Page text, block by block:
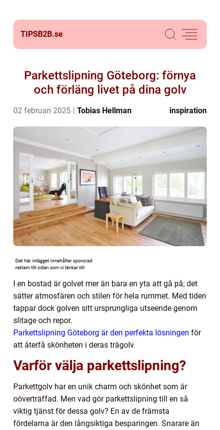
TIPSB2B.se
Parkettslipning Göteborg: förnya
och förläng livet på dina golv
02 februari 2025 Tobias Hellman inspiration
I en bostad är golvet mer än bara en yta att gå på; det
sätter atmosfären och stilen för hela rummet. Med tiden
tappar dock golven sitt ursprungliga utseende genom
slitage och repor.
Parkettslipning Göteborg är den perfekta lösningen för
att återfå skönheten i deras trägolv.
Varför välja parkettslipning?
Parkettgolv har en unik charm och skönhet som är
oöverträffad. Men vad gör parkettslipning till en så
viktig tjänst för dessa golv? En av de främsta
fördelarna är den långsiktiga besparingen. Snarare än